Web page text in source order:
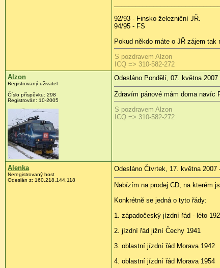
92/93 - Finsko železniční JŘ.
94/95 - FS
Pokud někdo máte o JŘ zájem tak
S pozdravem Alzon
ICQ => 310-582-272
Alzon
Registrovaný uživatel
Číslo příspěvku: 298
Registrován: 10-2005
Odesláno Pondělí, 07. května 2007
Zdravím pánové mám doma navíc
S pozdravem Alzon
ICQ => 310-582-272
Alenka
Neregistrovaný host
Odeslán z: 160.218.144.118
Odesláno Čtvrtek, 17. května 2007
Nabízím na prodej CD, na kterém
Konkrétně se jedná o tyto řády:
1. západočeský jízdní řád - léto
2. jízdní řád jižní Čechy 1941
3. oblastní jízdní řád Morava 1942
4. oblastní jízdní řád Morava 1954